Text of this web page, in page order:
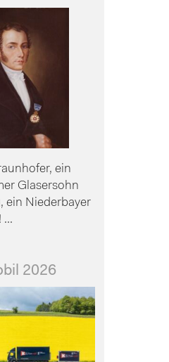
ein
Glasersohn
ein Niederbayer
...
2026